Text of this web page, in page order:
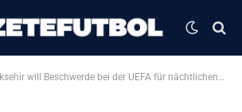
bei der UEFA für nächtlichen Angriff mit Feuerwerkskörpern auf Team-Hotel einreichen